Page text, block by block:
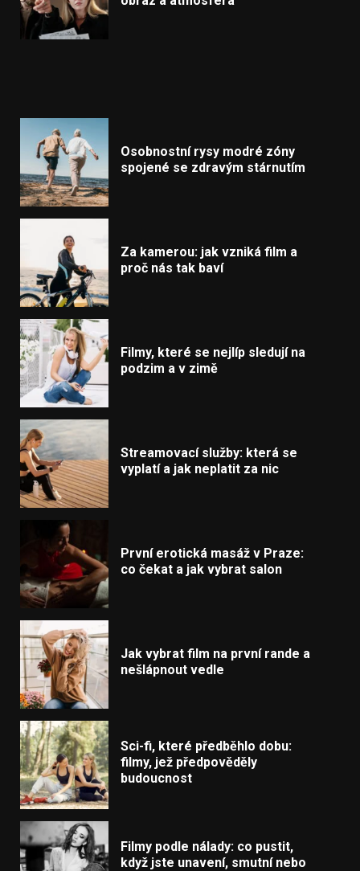
Osobnostní rysy modré zóny
spojené se zdravým stárnutím
Za kamerou: jak vzniká film a
proč nás tak baví
Filmy, které se nejlíp sledují na
podzim a v zimě
Streamovací služby: která se
vyplatí a jak neplatit za nic
První erotická masáž v Praze:
co čekat a jak vybrat salon
Jak vybrat film na první rande a
nešlápnout vedle
Sci-fi, které předběhlo dobu:
filmy, jež předpověděly
budoucnost
Filmy podle nálady: co pustit,
když jste unavení, smutní nebo